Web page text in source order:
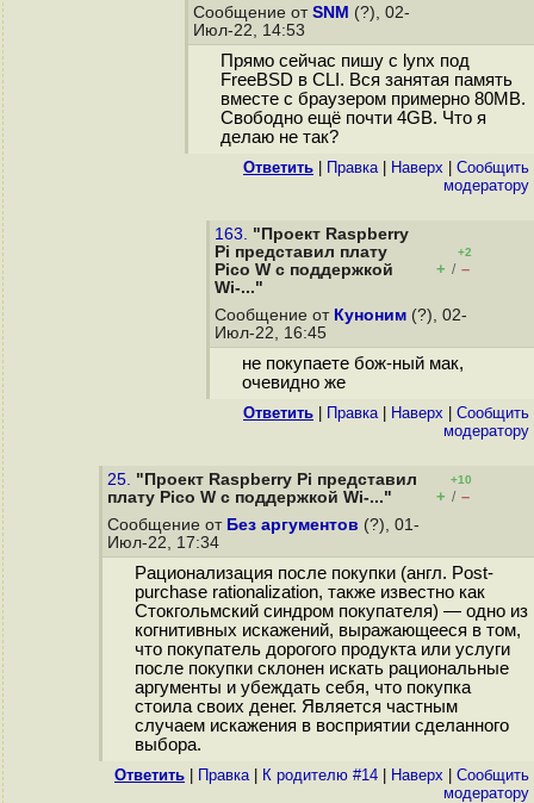
Сообщение от SNM (?), 02-
Июл-22, 14:53
Прямо сейчас пишу с lynx под
FreeBSD в CLI. Вся занятая память
вместе с браузером примерно 80MB.
Свободно ещё почти 4GB. Что я
делаю не так?
Ответить Правка| Наверх
Cообщить
модератору
163. "Проект Raspberry
Pi представил плату
Pico W с поддержкой
Wi-..."
+2
+ / –
Сообщение от Куноним (?), 02-
Июл-22, 16:45
не покупаете бож-ный мак,
очевидно же
Ответить Правка| Наверх
Cообщить
модератору
25. "Проект Raspberry Pi представил
плату Pico W с поддержкой Wi-..."
+10
+ / –
Сообщение от Без аргументов (?), 01-
Июл-22, 17:34
Рационализация после покупки (англ. Post-
purchase rationalization, также известно как
Стокгольмский синдром покупателя) — одно из
когнитивных искажений, выражающееся в том,
что покупатель дорогого продукта или услуги
после покупки склонен искать рациональные
аргументы и убеждать себя, что покупка
стоила своих денег. Является частным
случаем искажения в восприятии сделанного
выбора.
Ответить Правка| К родителю #14 Наверх
Cообщить
модератору